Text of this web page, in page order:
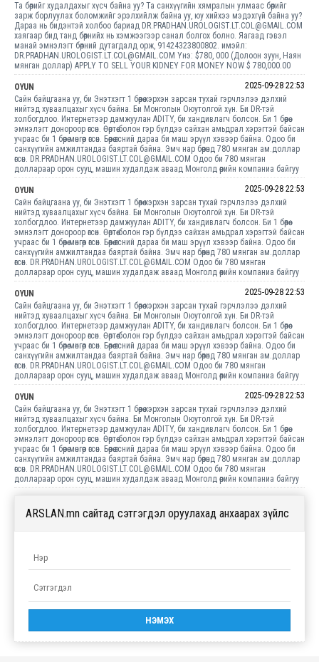
Та бөөрийг худалдахыг хүсч байна уу? Та санхүүгийн хямралын улмаас бөөрийг
зарж борлуулах боломжийг эрэлхийлж байна уу, юу хийхээ мэдэхгүй байна уу?
Дараа нь бидэнтэй холбоо бариад DR.PRADHAN.UROLOGIST.LT.COL@GMAIL.COM
хаягаар бид танд бөөрнийх нь хэмжээгээр санал болгох болно. Яагаад гэвэл
манай эмнэлэгт бөөрний дутагдалд орж, 91424323800802. имэйл:
DR.PRADHAN.UROLOGIST.LT.COL@GMAIL.COM Yнэ: $780, 000 (Долоон зуун, Наян
мянган доллар) APPLY TO SELL YOUR KIDNEY FOR MONEY NOW $ 780,000.00
OYUN
2025-09-28 22:53
Сайн байцгаана уу, би Энэтхэгт 1 бөөрөө хэрхэн зарсан тухай гэрчлэлээ дэлхий
нийтэд хуваалцахыг хүсч байна. Би Монголын Оюутолгой хүн. Би DR-тэй
холбогдлоо. Интернетээр дамжуулан ADITY, би хандивлагч болсон. Би 1 бөөрөө
эмнэлэгт донороор өгсөн. Өөртөө болон гэр бүлдээ сайхан амьдрал хэрэгтэй байсан
учраас би 1 бөөрөө мөнгөөр өгсөн. Бөөрөө өгсний дараа би маш эрүүл хэвээр байна. Одоо би
санхүүгийн амжилтандаа баяртай байна. Эмч нар бөөрөнд 780 мянган ам.доллар
өгсөн. DR.PRADHAN.UROLOGIST.LT.COL@GMAIL.COM Одоо би 780 мянган
доллараар орон сууц, машин худалдаж аваад Монголд өөрийн компаниа байгуу
OYUN
2025-09-28 22:53
Сайн байцгаана уу, би Энэтхэгт 1 бөөрөө хэрхэн зарсан тухай гэрчлэлээ дэлхий
нийтэд хуваалцахыг хүсч байна. Би Монголын Оюутолгой хүн. Би DR-тэй
холбогдлоо. Интернетээр дамжуулан ADITY, би хандивлагч болсон. Би 1 бөөрөө
эмнэлэгт донороор өгсөн. Өөртөө болон гэр бүлдээ сайхан амьдрал хэрэгтэй байсан
учраас би 1 бөөрөө мөнгөөр өгсөн. Бөөрөө өгсний дараа би маш эрүүл хэвээр байна. Одоо би
санхүүгийн амжилтандаа баяртай байна. Эмч нар бөөрөнд 780 мянган ам.доллар
өгсөн. DR.PRADHAN.UROLOGIST.LT.COL@GMAIL.COM Одоо би 780 мянган
доллараар орон сууц, машин худалдаж аваад Монголд өөрийн компаниа байгуу
OYUN
2025-09-28 22:53
Сайн байцгаана уу, би Энэтхэгт 1 бөөрөө хэрхэн зарсан тухай гэрчлэлээ дэлхий
нийтэд хуваалцахыг хүсч байна. Би Монголын Оюутолгой хүн. Би DR-тэй
холбогдлоо. Интернетээр дамжуулан ADITY, би хандивлагч болсон. Би 1 бөөрөө
эмнэлэгт донороор өгсөн. Өөртөө болон гэр бүлдээ сайхан амьдрал хэрэгтэй байсан
учраас би 1 бөөрөө мөнгөөр өгсөн. Бөөрөө өгсний дараа би маш эрүүл хэвээр байна. Одоо би
санхүүгийн амжилтандаа баяртай байна. Эмч нар бөөрөнд 780 мянган ам.доллар
өгсөн. DR.PRADHAN.UROLOGIST.LT.COL@GMAIL.COM Одоо би 780 мянган
доллараар орон сууц, машин худалдаж аваад Монголд өөрийн компаниа байгуу
OYUN
2025-09-28 22:53
Сайн байцгаана уу, би Энэтхэгт 1 бөөрөө хэрхэн зарсан тухай гэрчлэлээ дэлхий
нийтэд хуваалцахыг хүсч байна. Би Монголын Оюутолгой хүн. Би DR-тэй
холбогдлоо. Интернетээр дамжуулан ADITY, би хандивлагч болсон. Би 1 бөөрөө
эмнэлэгт донороор өгсөн. Өөртөө болон гэр бүлдээ сайхан амьдрал хэрэгтэй байсан
учраас би 1 бөөрөө мөнгөөр өгсөн. Бөөрөө өгсний дараа би маш эрүүл хэвээр байна. Одоо би
санхүүгийн амжилтандаа баяртай байна. Эмч нар бөөрөнд 780 мянган ам.доллар
өгсөн. DR.PRADHAN.UROLOGIST.LT.COL@GMAIL.COM Одоо би 780 мянган
доллараар орон сууц, машин худалдаж аваад Монголд өөрийн компаниа байгуу
ARSLAN.mn сайтад сэтгэгдэл оруулахад анхаарах зүйлс